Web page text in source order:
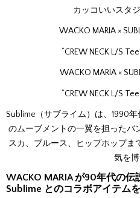
カッコいいスタ
WACKO MARIA ×
“CREW NECK L/S
WACKO MARIA ×
“CREW NECK L/S
Sublime（サブライム）は、1990
のムーブメントの一翼を担ったバ
スカ、ブルース、ヒップホップま
気を博
WACKO MARIA が90年代の
Sublime とのコラボアイテム